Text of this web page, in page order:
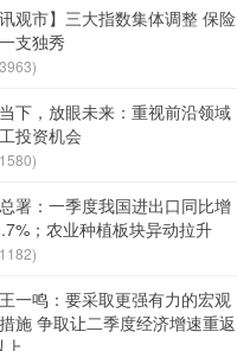
讯观市】三大指数集体调整 保险
支独秀
下，放眼未来：重视前沿领域
投资机会
署：一季度我国进出口同比增
；农业种植板块异动拉升
一鸣：要采取更强有力的宏观
施 争取让二季度经济增速重返
上